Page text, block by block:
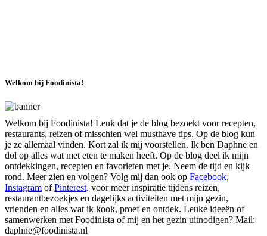
Welkom bij Foodinista!
Welkom bij Foodinista! Leuk dat je de blog bezoekt voor recepten,
restaurants, reizen of misschien wel musthave tips. Op de blog kun
je ze allemaal vinden. Kort zal ik mij voorstellen. Ik ben Daphne en
dol op alles wat met eten te maken heeft. Op de blog deel ik mijn
ontdekkingen, recepten en favorieten met je. Neem de tijd en kijk
rond. Meer zien en volgen? Volg mij dan ook op Facebook,
Instagram ofPinterest. voor meer inspiratie tijdens reizen,
restaurantbezoekjes en dagelijks activiteiten met mijn gezin,
vrienden en alles wat ik kook, proef en ontdek. Leuke ideeën of
samenwerken met Foodinista of mij en het gezin uitnodigen? Mail:
daphne@foodinista.nl